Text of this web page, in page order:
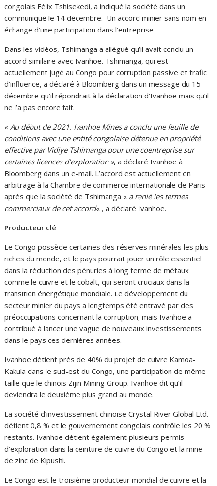
congolais Félix Tshisekedi, a indiqué la société dans un
communiqué le 14 décembre. Un accord minier sans nom en
échange d’une participation dans l’entreprise.
Dans les vidéos, Tshimanga a allégué qu’il avait conclu un
accord similaire avec Ivanhoe. Tshimanga, qui est
actuellement jugé au Congo pour corruption passive et trafic
d’influence, a déclaré à Bloomberg dans un message du 15
décembre qu’il répondrait à la déclaration d’Ivanhoe mais qu’il
ne l’a pas encore fait.
«Au début de 2021, Ivanhoe Mines a conclu une feuille de
conditions avec une entité congolaise détenue en propriété
effective par Vidiye Tshimanga pour une coentreprise sur
certaines licences d’exploration », a déclaré Ivanhoe à
Bloomberg dans un e-mail. L’accord est actuellement en
arbitrage à la Chambre de commerce internationale de Paris
après que la société de Tshimanga « a renié les termes
commerciaux de cet accord« , a déclaré Ivanhoe.
Producteur clé
Le Congo possède certaines des réserves minérales les plus
riches du monde, et le pays pourrait jouer un rôle essentiel
dans la réduction des pénuries à long terme de métaux
comme le cuivre et le cobalt, qui seront cruciaux dans la
transition énergétique mondiale. Le développement du
secteur minier du pays a longtemps été entravé par des
préoccupations concernant la corruption, mais Ivanhoe a
contribué à lancer une vague de nouveaux investissements
dans le pays ces dernières années.
Ivanhoe détient près de 40% du projet de cuivre Kamoa-
Kakula dans le sud-est du Congo, une participation de même
taille que le chinois Zijin Mining Group. Ivanhoe dit qu’il
deviendra le deuxième plus grand au monde.
La société d’investissement chinoise Crystal River Global Ltd.
détient 0,8 % et le gouvernement congolais contrôle les 20 %
restants. Ivanhoe détient également plusieurs permis
d’exploration dans la ceinture de cuivre du Congo et la mine
de zinc de Kipushi.
Le Congo est le troisième producteur mondial de cuivre et la